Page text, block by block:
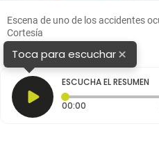
Escena de uno de los accidentes
Cortesía
Toca para escuchar×
ESCUCHA EL RESUMEN
00:00 Tiempo